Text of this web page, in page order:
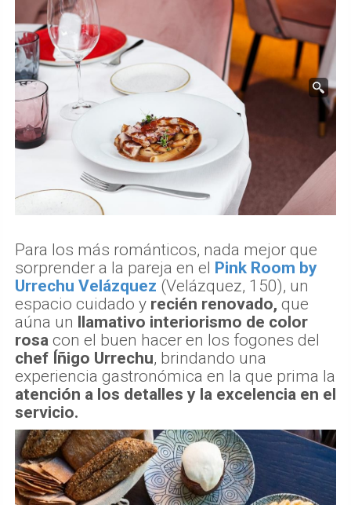
Para los más románticos, nada mejor que
sorprender a la pareja en el Pink Room by
Urrechu Velázquez (Velázquez, 150), un
espacio cuidado y recién renovado, que
aúna un llamativo interiorismo de color
rosa con el buen hacer en los fogones del
chef Íñigo Urrechu, brindando una
experiencia gastronómica en la que prima la
atención a los detalles y la excelencia en el
servicio.